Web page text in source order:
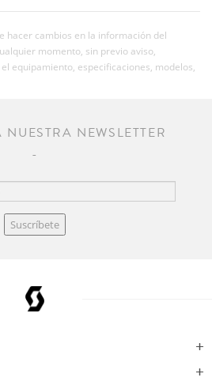
hacer cambios en la información del
momento, sin previo aviso,
equipamiento, especificaciones, modelos,
NUESTRA NEWSLETTER
Suscríbete